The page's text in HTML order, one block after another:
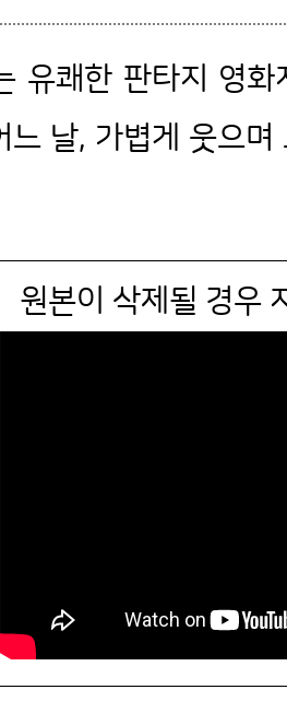
유쾌한 판타지 영
느 날, 가볍게 웃으
원본이 삭제될 경우